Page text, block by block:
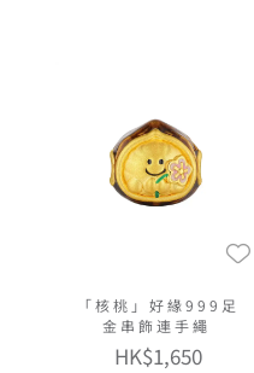
「核桃」好緣999足
金串飾連手繩
HK$1,650